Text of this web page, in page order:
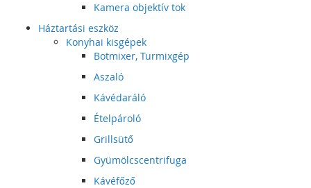
Kamera objektív tok
Háztartási eszköz
Konyhai kisgépek
Botmixer, Turmixgép
Aszaló
Kávédaráló
Ételpároló
Grillsütő
Gyümölcscentrifuga
Kávéfőző